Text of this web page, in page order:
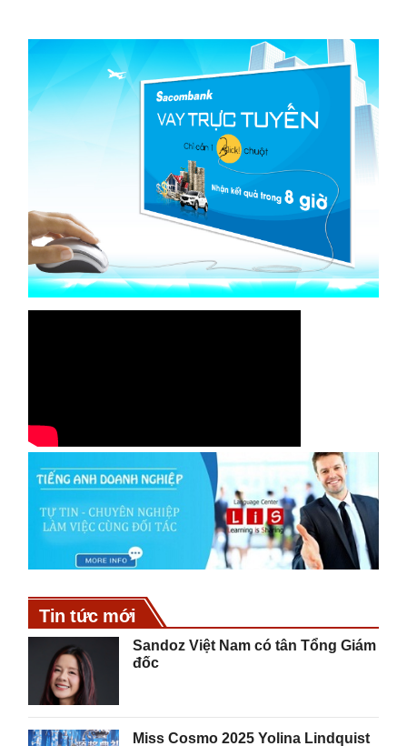
Tin tức mới
Sandoz Việt Nam có tân Tổng Giám
đốc
Miss Cosmo 2025 Yolina Lindquist